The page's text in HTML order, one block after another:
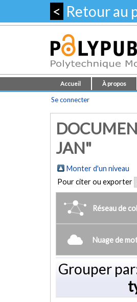
< Retour au
Accueil À propos
Se connecter
JAN"
Monter d'un niveau
Pour citer ou exporter
Réseau de
Nuage de
Grouper